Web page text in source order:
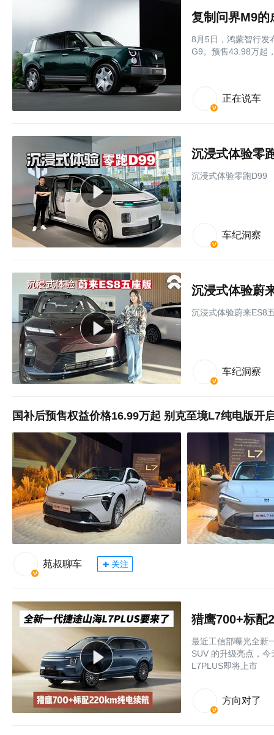
复制问界M9的
8月5日，鸿蒙智行
G9。预售43.98万起
正在说车
沉浸式体验零
沉浸式体验零跑D99
车纪洞察
沉浸式体验蔚
沉浸式体验蔚来ES8
车纪洞察
国补后预售权益价格16.99万起 别克至境L7纯电版开
苑叔聊车 关注
最近工信部曝光全新
SUV 的升级亮点，
L7PLUS即将上市
方向对了